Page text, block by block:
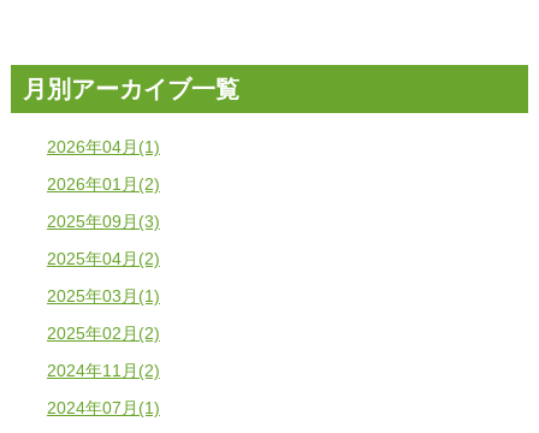
月別アーカイブ一覧
2026年04月(1)
2026年01月(2)
2025年09月(3)
2025年04月(2)
2025年03月(1)
2025年02月(2)
2024年11月(2)
2024年07月(1)